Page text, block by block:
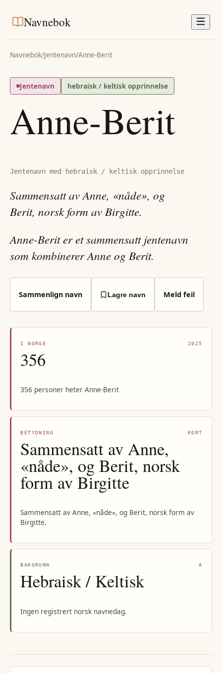
Navnebok
Navnebok/Jentenavn/Anne-Berit
Jentenavn hebraisk / keltisk opprinnelse
Anne-Berit
Jentenavn med hebraisk / keltisk opprinnelse
Sammensatt av Anne, «nåde», og
Berit, norsk form av Birgitte.
Anne-Berit er et sammensatt jentenavn
som kombinerer Anne og Berit.
Sammenlign navn Lagre navn Meld feil
I NORGE 2025
356
356 personer heter Anne-Berit
BETYDNING KORT
Sammensatt av Anne,
«nåde», og Berit, norsk
form av Birgitte
Sammensatt av Anne, «nåde», og Berit, norsk form av
Birgitte.
BAKGRUNN A
Hebraisk / Keltisk
Ingen registrert norsk navnedag.